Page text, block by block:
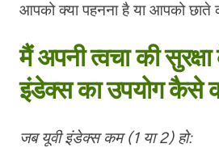
आपको क्या पहनना है या आपको छाते
मैं अपनी त्वचा की
इंडेक्स का उपयोग कैसे
जब यूवी इंडेक्स कम (1 या 2) हो: